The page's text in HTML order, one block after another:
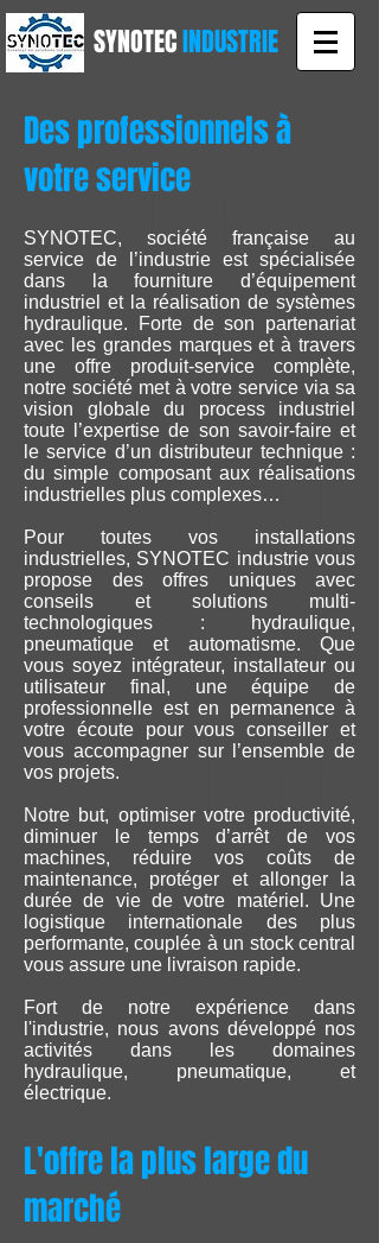
SYNOTECINDUSTRIE
Des professionnels à
votre service
SYNOTEC, société française au
service de l’industrie est spécialisée
dans la fourniture d’équipement
industriel et la réalisation de systèmes
hydraulique. Forte de son partenariat
avec les grandes marques et à travers
une offre produit-service complète,
notre société met à votre service via sa
vision globale du process industriel
toute l’expertise de son savoir-faire et
le service d’un distributeur technique :
du simple composant aux réalisations
industrielles plus complexes…
Pour toutes vos installations
industrielles, SYNOTEC industrie vous
propose des offres uniques avec
conseils et solutions multi-
technologiques : hydraulique,
pneumatique et automatisme. Que
vous soyez intégrateur, installateur ou
utilisateur final, une équipe de
professionnelle est en permanence à
votre écoute pour vous conseiller et
vous accompagner sur l’ensemble de
vos projets.
Notre but, optimiser votre productivité,
diminuer le temps d’arrêt de vos
machines, réduire vos coûts de
maintenance, protéger et allonger la
durée de vie de votre matériel. Une
logistique internationale des plus
performante, couplée à un stock central
vous assure une livraison rapide.
Fort de notre expérience dans
l'industrie, nous avons développé nos
activités dans les domaines
hydraulique, pneumatique, et
électrique.
L'offre la plus large du
marché